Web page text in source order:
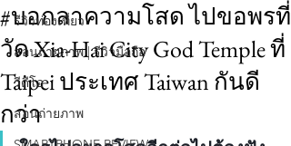
รีวิวท่องเที่ยว
สอนถ่ายภาพ | รีวิวมือถือ
วีดีโอ
สอนถ่ายภาพ
#บอกลาความโสด ไปขอพรที่
วัด Xia-Hai City God Temple ที่
Taipei ประเทศ Taiwan กันดี
กว่า